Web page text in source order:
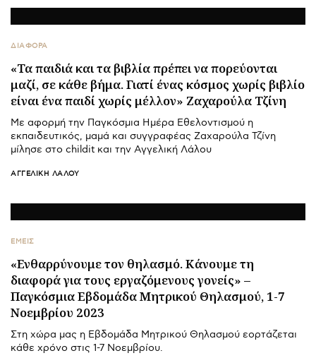
ΔΙΑΦΟΡΑ
«Τα παιδιά και τα βιβλία πρέπει να πορεύονται
μαζί, σε κάθε βήμα. Γιατί ένας κόσμος χωρίς βιβλίο
είναι ένα παιδί χωρίς μέλλον» Ζαχαρούλα Τζίνη
Με αφορμή την Παγκόσμια Ημέρα Εθελοντισμού η
εκπαιδευτικός, μαμά και συγγραφέας Ζαχαρούλα Τζίνη
μίλησε στο childit και την Αγγελική Λάλου
ΑΓΓΕΛΙΚΉ ΛΆΛΟΥ
ΕΜΕΙΣ
«Ενθαρρύνουμε τον θηλασμό. Κάνουμε τη
διαφορά για τους εργαζόμενους γονείς» –
Παγκόσμια Εβδομάδα Μητρικού Θηλασμού, 1-7
Νοεμβρίου 2023
Στη χώρα μας η Εβδομάδα Μητρικού Θηλασμού εορτάζεται
κάθε χρόνο στις 1-7 Νοεμβρίου.